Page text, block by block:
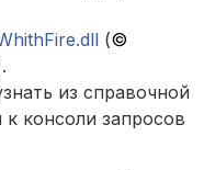
(©
из справочной
консоли запросов